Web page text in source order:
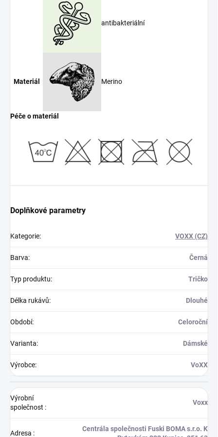
antibakteriální
Materiál Merino
Péče o materiál
Doplňkové parametry
Kategorie: VOXX (CZ)
Barva: Černá
Typ produktu: Tričko
Délka rukávů: Dlouhé
Období: Celoroční
Varianta: Dámské
Výrobce: VoXX
Výrobní
společnost :
Voxx
Adresa :
Centrála společnosti Fuski BOMA s.r.o. K